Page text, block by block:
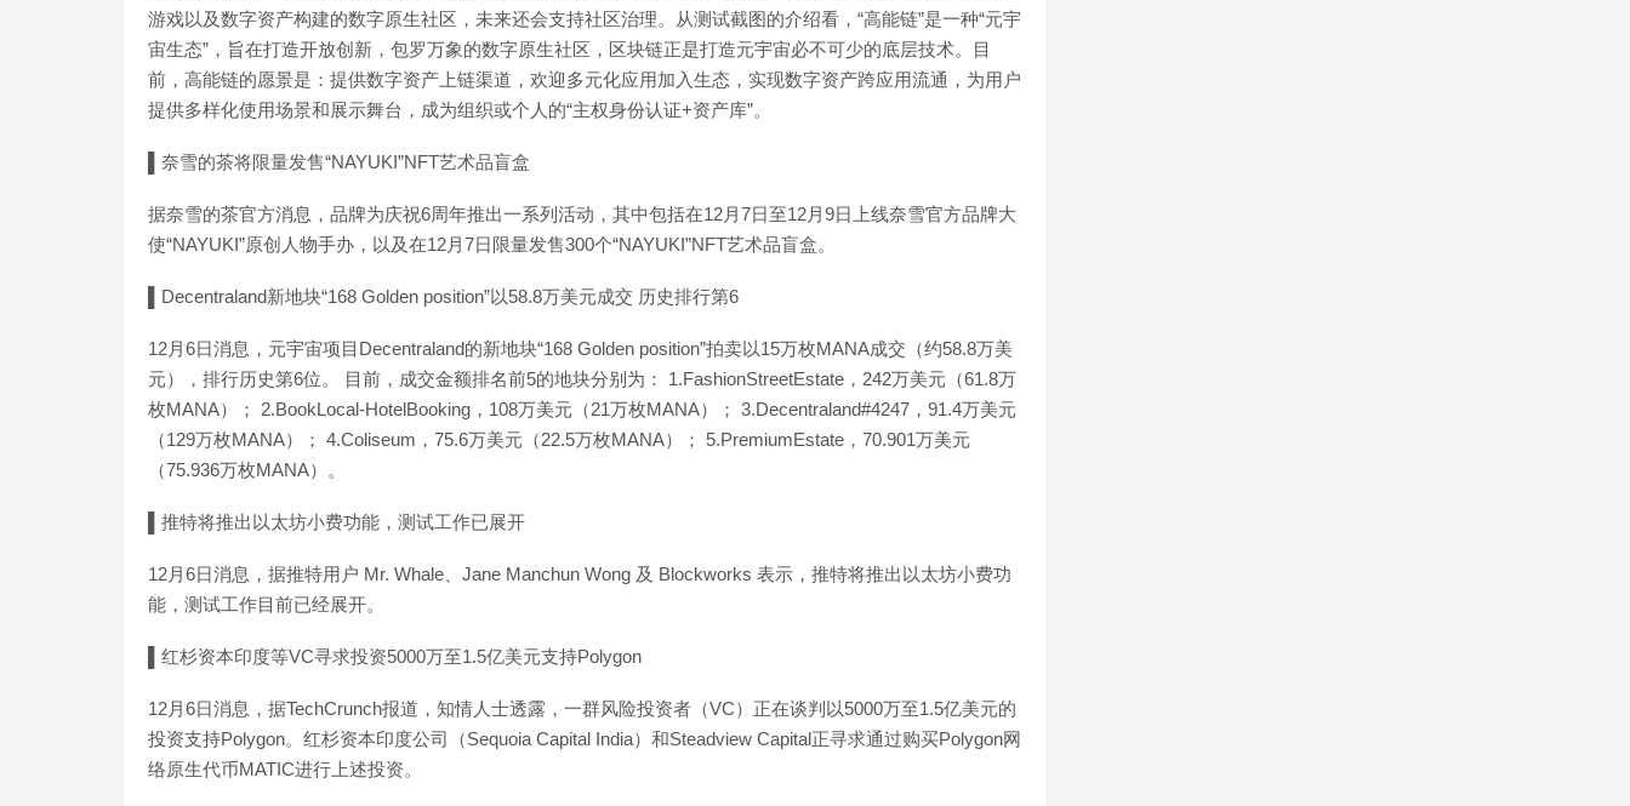
游戏以及数字资产构建的数字原生社区，未来还会支持社区治理。从测试截图的介绍看，“高能链”是一种“元宇
宙生态”，旨在打造开放创新，包罗万象的数字原生社区，区块链正是打造元宇宙必不可少的底层技术。目
前，高能链的愿景是：提供数字资产上链渠道，欢迎多元化应用加入生态，实现数字资产跨应用流通，为用户
提供多样化使用场景和展示舞台，成为组织或个人的“主权身份认证+资产库”。
▌奈雪的茶将限量发售“NAYUKI”NFT艺术品盲盒
据奈雪的茶官方消息，品牌为庆祝6周年推出一系列活动，其中包括在12月7日至12月9日上线奈雪官方品牌大
使“NAYUKI”原创人物手办，以及在12月7日限量发售300个“NAYUKI”NFT艺术品盲盒。
▌Decentraland新地块“168 Golden position”以58.8万美元成交 历史排行第6
12月6日消息，元宇宙项目Decentraland的新地块“168 Golden position”拍卖以15万枚MANA成交（约58.8万美
元），排行历史第6位。 目前，成交金额排名前5的地块分别为： 1.FashionStreetEstate，242万美元（61.8万
枚MANA）； 2.BookLocal-HotelBooking，108万美元（21万枚MANA）； 3.Decentraland#4247，91.4万美元
（129万枚MANA）； 4.Coliseum，75.6万美元（22.5万枚MANA）； 5.PremiumEstate，70.901万美元
（75.936万枚MANA）。
▌推特将推出以太坊小费功能，测试工作已展开
12月6日消息，据推特用户 Mr. Whale、Jane Manchun Wong 及 Blockworks 表示，推特将推出以太坊小费功
能，测试工作目前已经展开。
▌红杉资本印度等VC寻求投资5000万至1.5亿美元支持Polygon
12月6日消息，据TechCrunch报道，知情人士透露，一群风险投资者（VC）正在谈判以5000万至1.5亿美元的
投资支持Polygon。红杉资本印度公司（Sequoia Capital India）和Steadview Capital正寻求通过购买Polygon网
络原生代币MATIC进行上述投资。